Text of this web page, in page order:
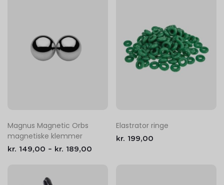
Magnus Magnetic Orbs
magnetiske klemmer
kr. 149,00 – kr. 189,00
Elastrator ringe
kr. 199,00